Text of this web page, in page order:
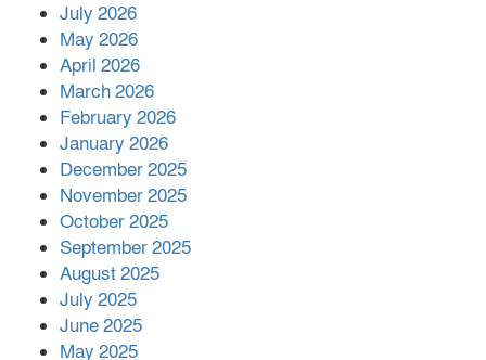
পর ফোন তারেক রহমানের,গ্যাস সঙ্কট
July 2026
May 2026
April 2026
March 2026
February 2026
January 2026
December 2025
November 2025
October 2025
September 2025
August 2025
July 2025
June 2025
May 2025